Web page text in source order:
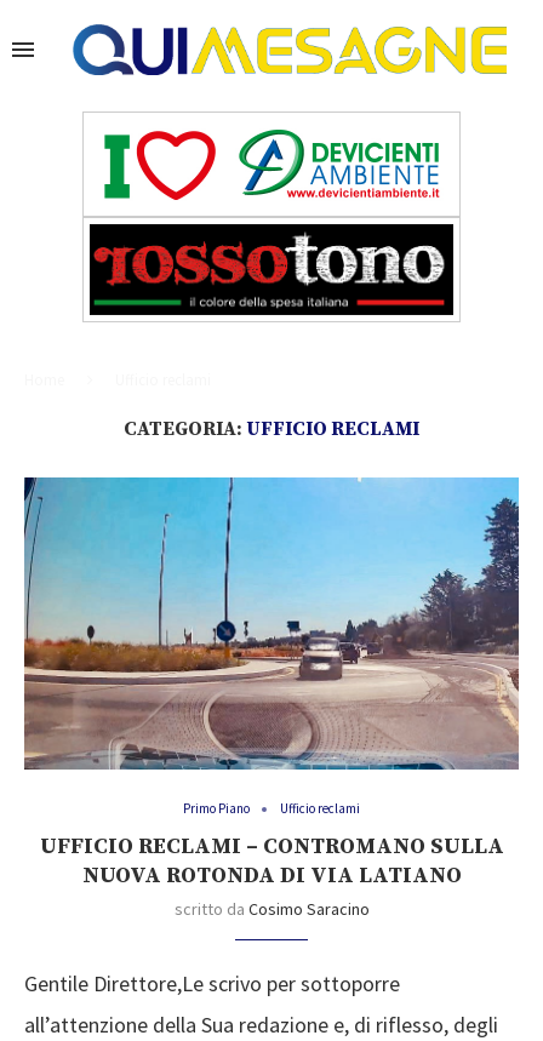
CATEGORIA: UFFICIO RECLAMI
Primo Piano Ufficio reclami
UFFICIO RECLAMI – CONTROMANO SULLA
NUOVA ROTONDA DI VIA LATIANO
scritto da Cosimo Saracino
Gentile Direttore,Le scrivo per sottoporre
all’attenzione della Sua redazione e, di riflesso, degli